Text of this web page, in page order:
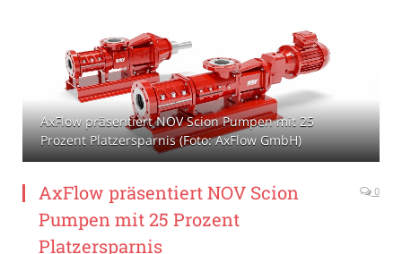
AxFlow präsentiert NOV Scion Pumpen mit 25
Prozent Platzersparnis (Foto: AxFlow GmbH)
AxFlow präsentiert NOV Scion
Pumpen mit 25 Prozent
Platzersparnis
0